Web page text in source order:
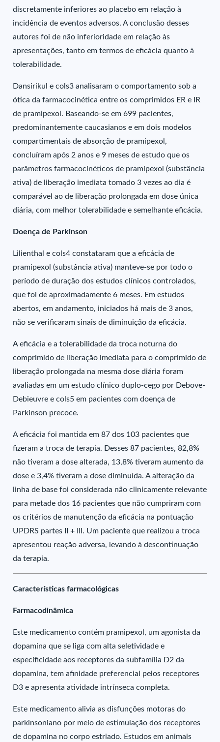
discretamente inferiores ao placebo em relação à
incidência de eventos adversos. A conclusão desses
autores foi de não inferioridade em relação às
apresentações, tanto em termos de eficácia quanto à
tolerabilidade.
Dansirikul e cols3 analisaram o comportamento sob a
ótica da farmacocinética entre os comprimidos ER e IR
de pramipexol. Baseando-se em 699 pacientes,
predominantemente caucasianos e em dois modelos
compartimentais de absorção de pramipexol,
concluíram após 2 anos e 9 meses de estudo que os
parâmetros farmacocinéticos de pramipexol (substância
ativa) de liberação imediata tomado 3 vezes ao dia é
comparável ao de liberação prolongada em dose única
diária, com melhor tolerabilidade e semelhante eficácia.
Doença de Parkinson
Lilienthal e cols4 constataram que a eficácia de
pramipexol (substância ativa) manteve-se por todo o
período de duração dos estudos clínicos controlados,
que foi de aproximadamente 6 meses. Em estudos
abertos, em andamento, iniciados há mais de 3 anos,
não se verificaram sinais de diminuição da eficácia.
A eficácia e a tolerabilidade da troca noturna do
comprimido de liberação imediata para o comprimido de
liberação prolongada na mesma dose diária foram
avaliadas em um estudo clínico duplo-cego por Debove-
Debieuvre e cols5 em pacientes com doença de
Parkinson precoce.
A eficácia foi mantida em 87 dos 103 pacientes que
fizeram a troca de terapia. Desses 87 pacientes, 82,8%
não tiveram a dose alterada, 13,8% tiveram aumento da
dose e 3,4% tiveram a dose diminuída. A alteração da
linha de base foi considerada não clinicamente relevante
para metade dos 16 pacientes que não cumpriram com
os critérios de manutenção da eficácia na pontuação
UPDRS partes II + III. Um paciente que realizou a troca
apresentou reação adversa, levando à descontinuação
da terapia.
Características farmacológicas
Farmacodinâmica
Este medicamento contém pramipexol, um agonista da
dopamina que se liga com alta seletividade e
especificidade aos receptores da subfamília D2 da
dopamina, tem afinidade preferencial pelos receptores
D3 e apresenta atividade intrínseca completa.
Este medicamento alivia as disfunções motoras do
parkinsoniano por meio de estimulação dos receptores
de dopamina no corpo estriado. Estudos em animais